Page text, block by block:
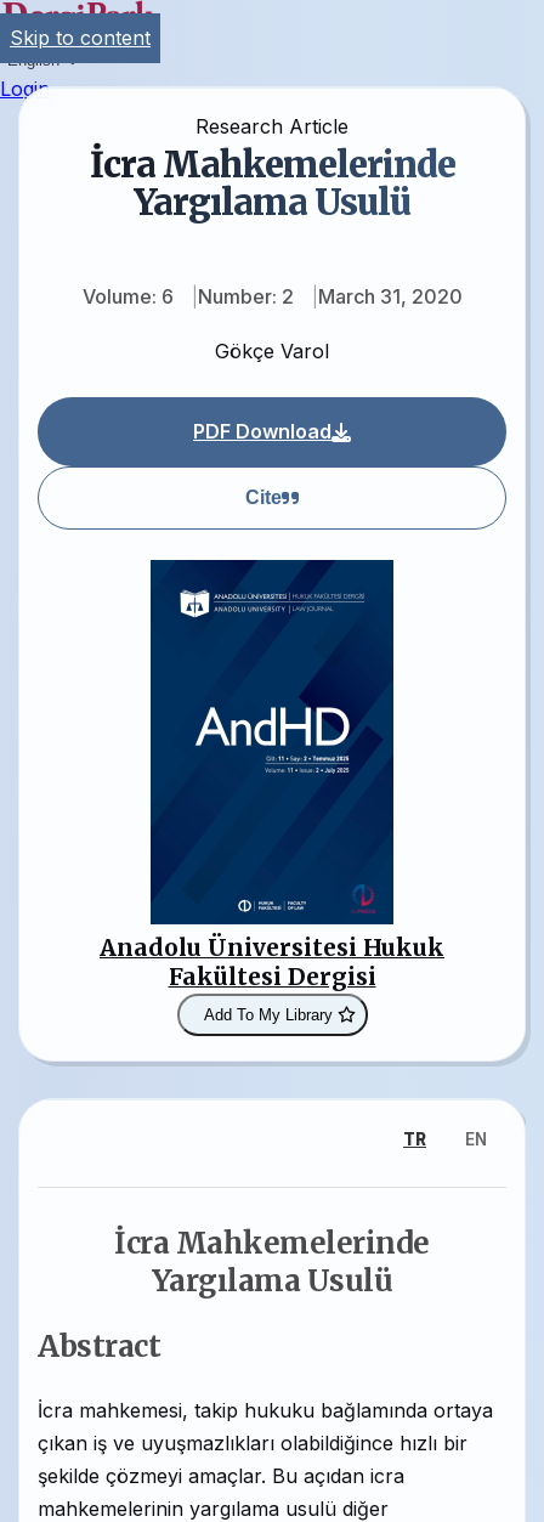
English
Login
Research Article
İcra Mahkemelerinde
Yargılama Usulü
Volume: 6 Number: 2 March 31, 2020
Gökçe Varol
PDF Download
Cite
Anadolu Üniversitesi Hukuk
Fakültesi Dergisi
Add To My Library
Skip to content
TR EN
İcra Mahkemelerinde
Yargılama Usulü
Abstract
İcra mahkemesi, takip hukuku bağlamında ortaya
çıkan iş ve uyuşmazlıkları olabildiğince hızlı bir
şekilde çözmeyi amaçlar. Bu açıdan icra
mahkemelerinin yargılama usulü diğer